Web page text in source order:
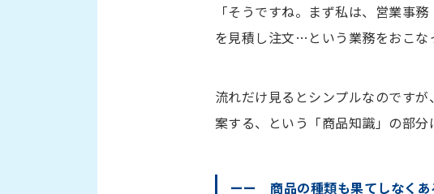
「そうですね。まず私は、営業事
を見積し注文…という業務をおこな
流れだけ見るとシンプルなのです
案する、という「商品知識」の部分
ーー 商品の種類も果てしなくあ